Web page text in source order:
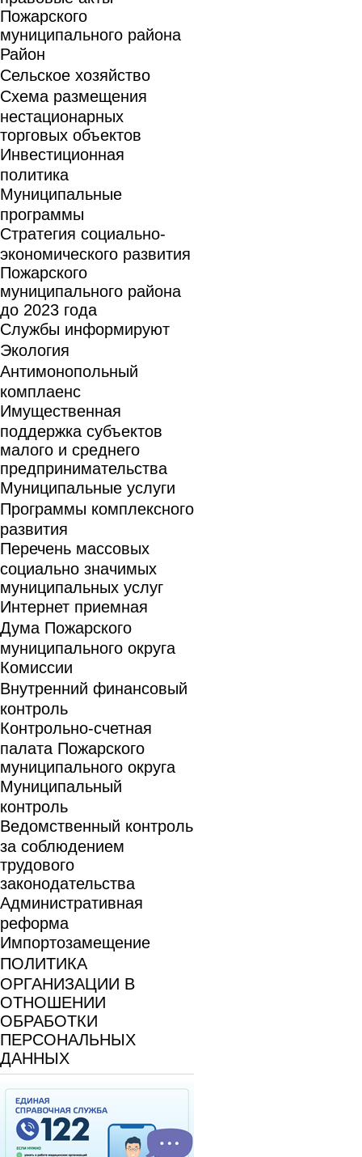
Пожарского
муниципального района
Район
Сельское хозяйство
Схема размещения
нестационарных
торговых объектов
Инвестиционная
политика
Муниципальные
программы
Стратегия социально-
экономического развития
Пожарского
муниципального района
до 2023 года
Службы информируют
Экология
Антимонопольный
комплаенс
Имущественная
поддержка субъектов
малого и среднего
предпринимательства
Муниципальные услуги
Программы комплексного
развития
Перечень массовых
социально значимых
муниципальных услуг
Интернет приемная
Дума Пожарского
муниципального округа
Комиссии
Внутренний финансовый
контроль
Контрольно-счетная
палата Пожарского
муниципального округа
Муниципальный
контроль
Ведомственный контроль
за соблюдением
трудового
законодательства
Административная
реформа
Импортозамещение
ПОЛИТИКА
ОРГАНИЗАЦИИ В
ОТНОШЕНИИ
ОБРАБОТКИ
ПЕРСОНАЛЬНЫХ
ДАННЫХ